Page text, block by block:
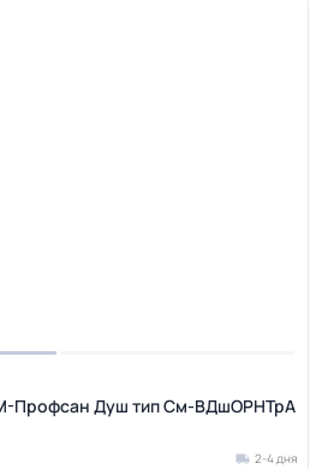
Профсан Душ тип См-ВДшОРНТрА
2-4 дня